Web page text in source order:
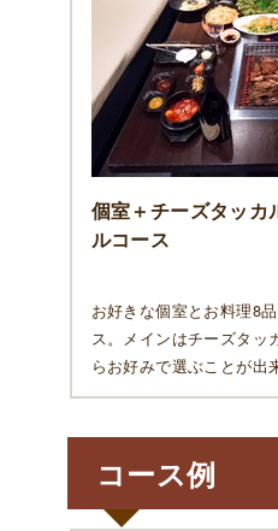
個室＋チーズタッ
ルコース
お好きな個室とお料理8
ス。メインはチーズタッ
らお好みで選ぶことが出
コース例